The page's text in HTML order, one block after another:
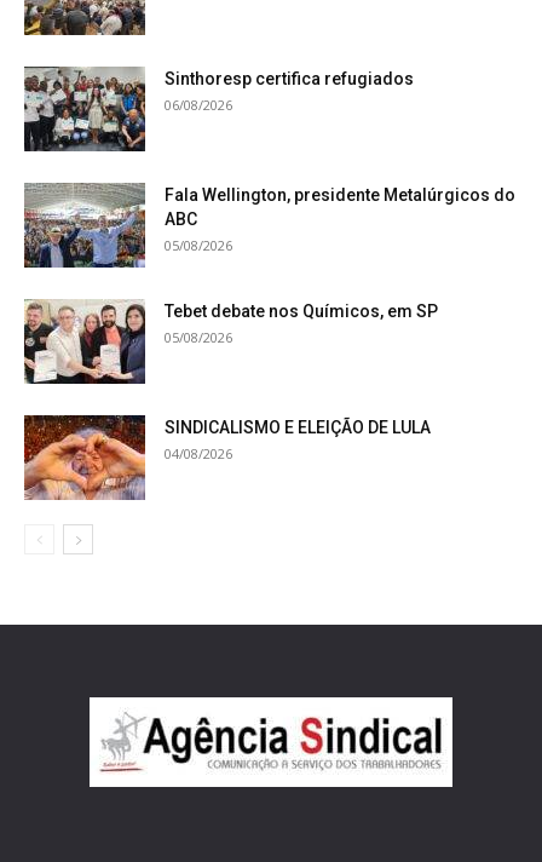
Sinthoresp certifica refugiados
06/08/2026
Fala Wellington, presidente Metalúrgicos do
ABC
05/08/2026
Tebet debate nos Químicos, em SP
05/08/2026
SINDICALISMO E ELEIÇÃO DE LULA
04/08/2026